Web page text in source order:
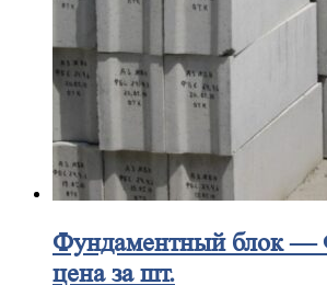
Фундаментныйблок —
цена за шт.